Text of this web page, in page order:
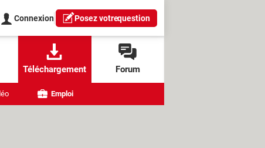
Connexion Posez votrequestion
Téléchargement Forum
Emploi